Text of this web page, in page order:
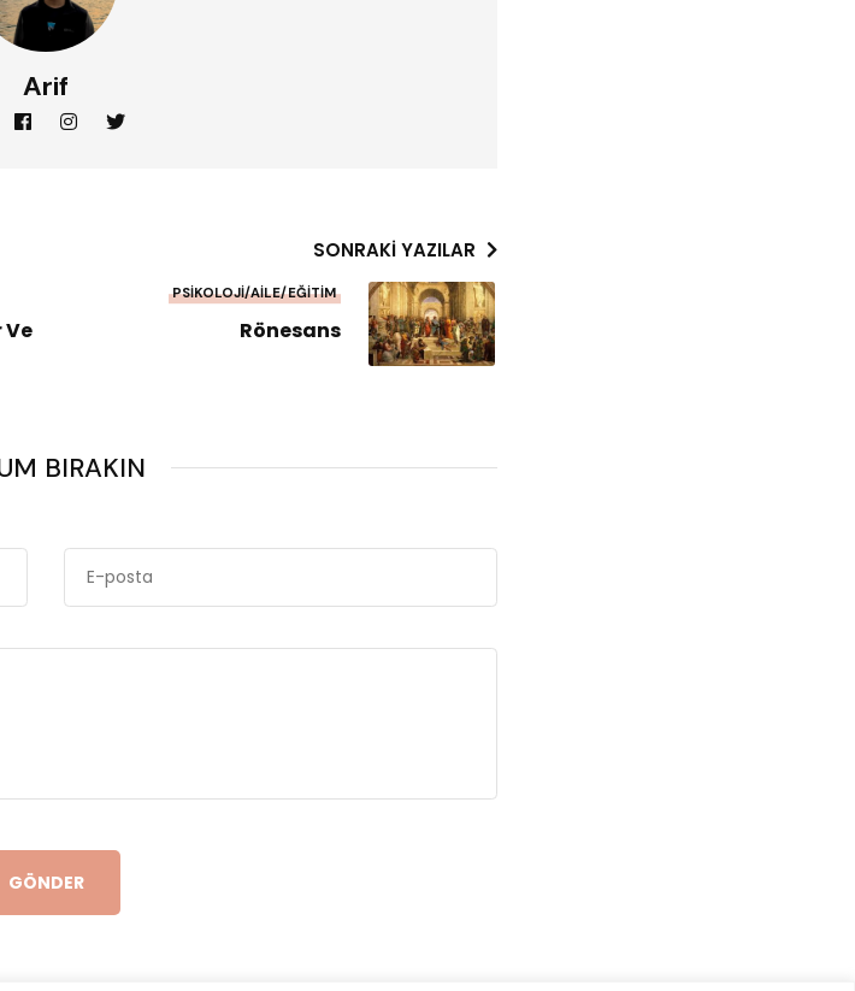
Arif
Ve
SONRAKI YAZILAR
PSIKOLOJI/AILE/EĞITIM
Rönesans
BIRAKIN
GÖNDER